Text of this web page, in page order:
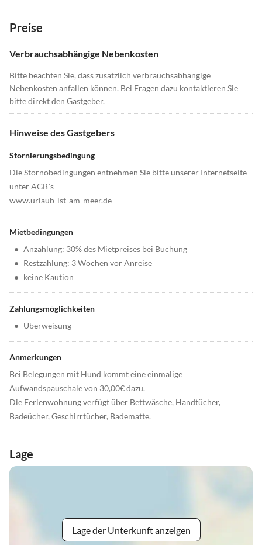
Preise
Verbrauchsabhängige Nebenkosten
Bitte beachten Sie, dass zusätzlich verbrauchsabhängige
Nebenkosten anfallen können. Bei Fragen dazu kontaktieren Sie
bitte direkt den Gastgeber.
Hinweise des Gastgebers
Stornierungsbedingung
Die Stornobedingungen entnehmen Sie bitte unserer Internetseite
unter AGB`s
www.urlaub-ist-am-meer.de
Mietbedingungen
• Anzahlung: 30% des Mietpreises bei Buchung
• Restzahlung: 3 Wochen vor Anreise
• keine Kaution
Zahlungsmöglichkeiten
• Überweisung
Anmerkungen
Bei Belegungen mit Hund kommt eine einmalige
Aufwandspauschale von 30,00€ dazu.
Die Ferienwohnung verfügt über Bettwäsche, Handtücher,
Badeücher, Geschirrtücher, Badematte.
Lage
Lage der Unterkunft anzeigen